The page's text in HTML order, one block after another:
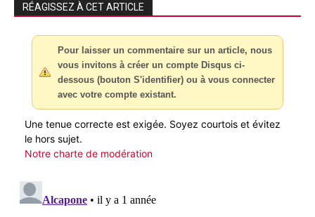
RÉAGISSEZ À CET ARTICLE
Pour laisser un commentaire sur un article, nous
vous invitons à créer un compte Disqus ci-
dessous (bouton S'identifier) ou à vous connecter
avec votre compte existant.
Une tenue correcte est exigée. Soyez courtois et évitez
le hors sujet.
Notre charte de modération